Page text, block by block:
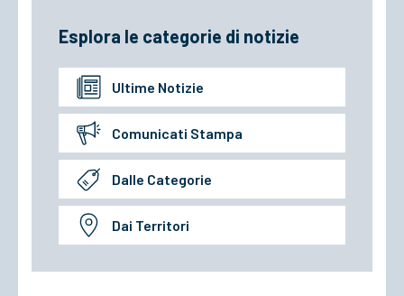
Esplora le categorie di notizie
Ultime Notizie
Comunicati Stampa
Dalle Categorie
Dai Territori